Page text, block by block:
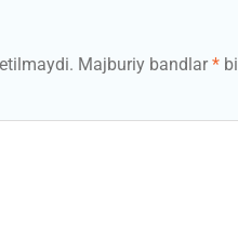
Majburiy bandlar*